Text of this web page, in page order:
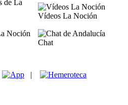
Vídeos La Noción
Chat
|